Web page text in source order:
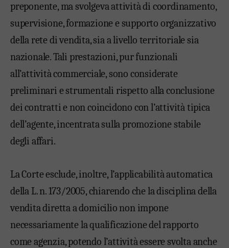
preponente, ma svolgeva attività di coordinamento,
supervisione, formazione e supporto organizzativo
della rete di vendita, sia a livello territoriale sia
nazionale. Tali prestazioni, pur funzionali
all’attività commerciale, sono considerate
preliminari e strumentali rispetto alla conclusione
dei contratti e non coincidono con l’attività tipica
dell’agente, incentrata sulla promozione stabile
degli affari.
La Corte esclude, inoltre, l’applicabilità automatica
della L. n. 173/2005, chiarendo che la disciplina della
vendita diretta a domicilio non impone
necessariamente la qualificazione del rapporto
come agenzia, potendo l’attività essere svolta anche